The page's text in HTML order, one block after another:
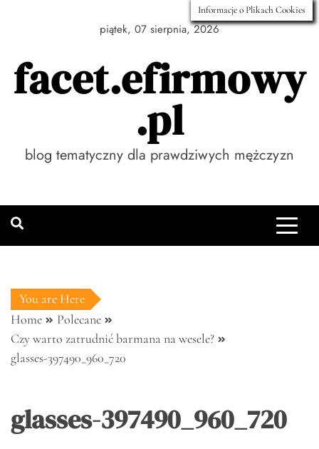
piątek, 07 sierpnia, 2026
facet.efirmowy
.pl
blog tematyczny dla prawdziwych mężczyzn
You are Here
Home
Polecane
Czy warto zatrudnić barmana na wesele?
glasses-397490_960_720
glasses-397490_960_720
Informacje o Plikach Cookies